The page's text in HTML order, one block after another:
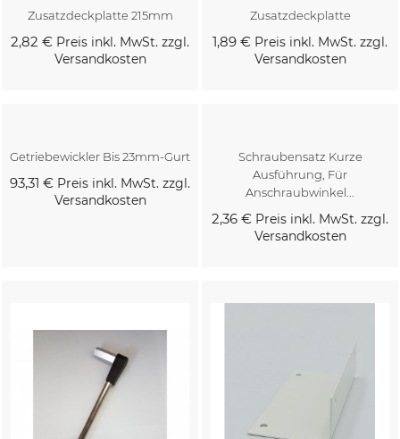
Zusatzdeckplatte 215mm
2,82 € Preis inkl. MwSt. zzgl.
Versandkosten
Zusatzdeckplatte
1,89 € Preis inkl. MwSt. zzgl.
Versandkosten
Getriebewickler Bis 23mm-Gurt
93,31 € Preis inkl. MwSt. zzgl.
Versandkosten
Schraubensatz Kurze
Ausführung, Für
Anschraubwinkel...
2,36 € Preis inkl. MwSt. zzgl.
Versandkosten